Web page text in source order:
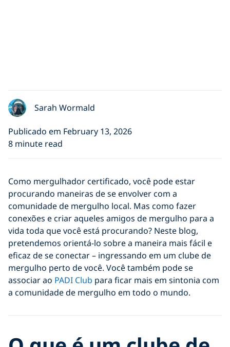
Sarah Wormald
Publicado em February 13, 2026
8 minute read
Como mergulhador certificado, você pode estar
procurando maneiras de se envolver com a
comunidade de mergulho local. Mas como fazer
conexões e criar aqueles amigos de mergulho para a
vida toda que você está procurando? Neste blog,
pretendemos orientá-lo sobre a maneira mais fácil e
eficaz de se conectar – ingressando em um clube de
mergulho perto de você. Você também pode se
associar ao PADI Club para ficar mais em sintonia com
a comunidade de mergulho em todo o mundo.